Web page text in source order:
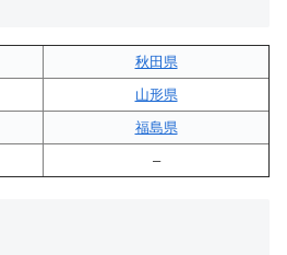
秋田県
山形県
福島県
–